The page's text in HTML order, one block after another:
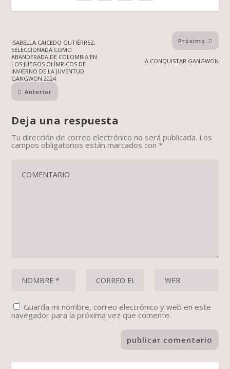
ISABELLA CAICEDO GUTIÉRREZ,
SELECCIONADA COMO
ABANDERADA DE COLOMBIA EN
LOS JUEGOS OLÍMPICOS DE
INVIERNO DE LA JUVENTUD
GANGWON 2024
Anterior
Próximo
A CONQUISTAR GANGWON
Deja una respuesta
Tu dirección de correo electrónico no será publicada. Los
campos obligatorios están marcados con*
Guarda mi nombre, correo electrónico y web en este
navegador para la próxima vez que comente.